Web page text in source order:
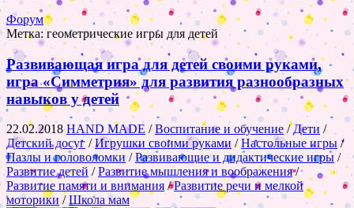
Форум
Метка:геометрические игры для детей
Развивающая игра для детей своими руками,
игра «Симметрия» для развития разнообразных
навыков у детей
22.02.2018HAND MADE /Воспитание и обучение /Дети /
Детский досуг /Игрушки своими руками /Настольные игры/
Пазлы и головоломки /Развивающие и дидактические игры /
Развитие детей/Развитие мышления и воображения/
Развитие памяти и внимания /Развитие речи и мелкой
моторики /Школа мам